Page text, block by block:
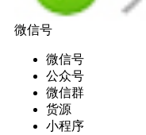
微信号
微信号
公众号
微信群
货源
小程序